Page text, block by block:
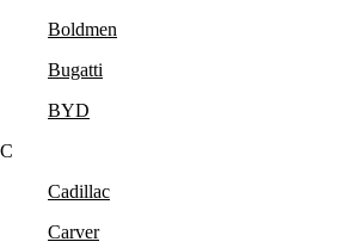
Boldmen
Bugatti
BYD
C
Cadillac
Carver